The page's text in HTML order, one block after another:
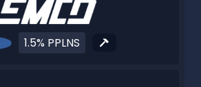
1.5% PPLNS